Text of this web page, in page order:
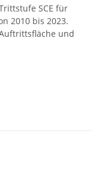
SCE für
2010 bis 2023.
und